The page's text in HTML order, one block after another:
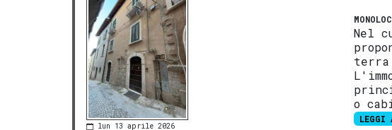
lun 13 aprile 2026
Nel
terra
o
LEGGI